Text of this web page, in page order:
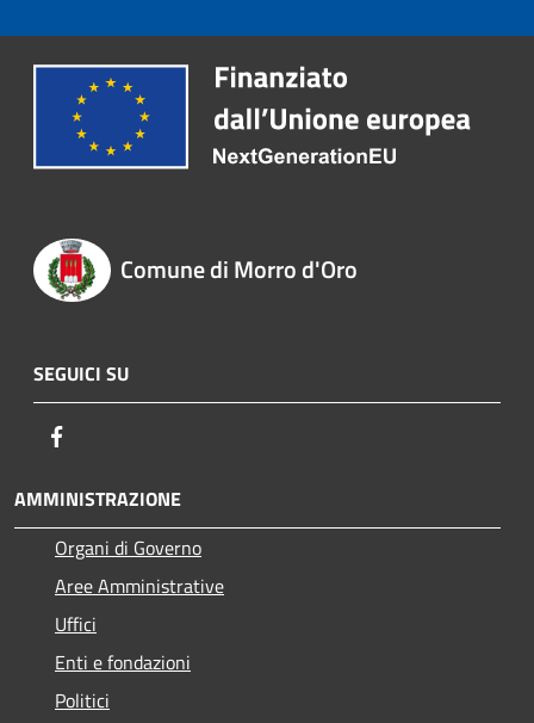
Comune di Morro d'Oro
SEGUICI SU
AMMINISTRAZIONE
Organi di Governo
Aree Amministrative
Uffici
Enti e fondazioni
Politici